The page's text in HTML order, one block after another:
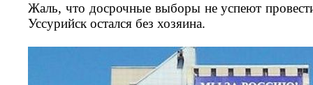
Жаль, что досрочные выборы не успеют
Уссурийск остался без хозяина.